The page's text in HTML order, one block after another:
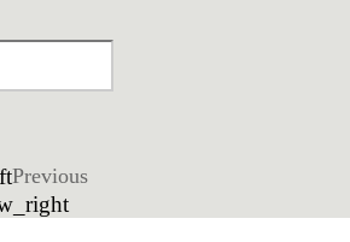
Previous